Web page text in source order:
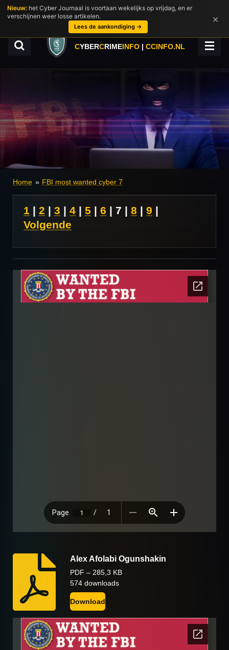
Ga
direct
hoofdinhoud
CYBERCRIMEINFO | CCINFO.NL
Home » FBI most wanted cyber 7
1 | 2 | 3 | 4 | 5 | 6 | 7 | 8 | 9 |
Volgende
Alex Afolabi Ogunshakin
PDF – 285,3 KB
574 downloads
Download
Nieuw: het Cyber Journaal is voortaan wekelijks op vrijdag, en er
verschijnen weer losse artikelen.
Lees de aankondiging →
×